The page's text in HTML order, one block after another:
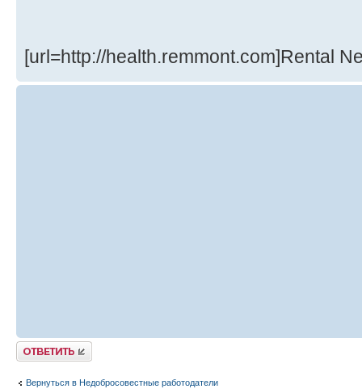
[url=http://health.remmont.com]Rental
Ответить
Вернуться в Недобросовестные работодатели